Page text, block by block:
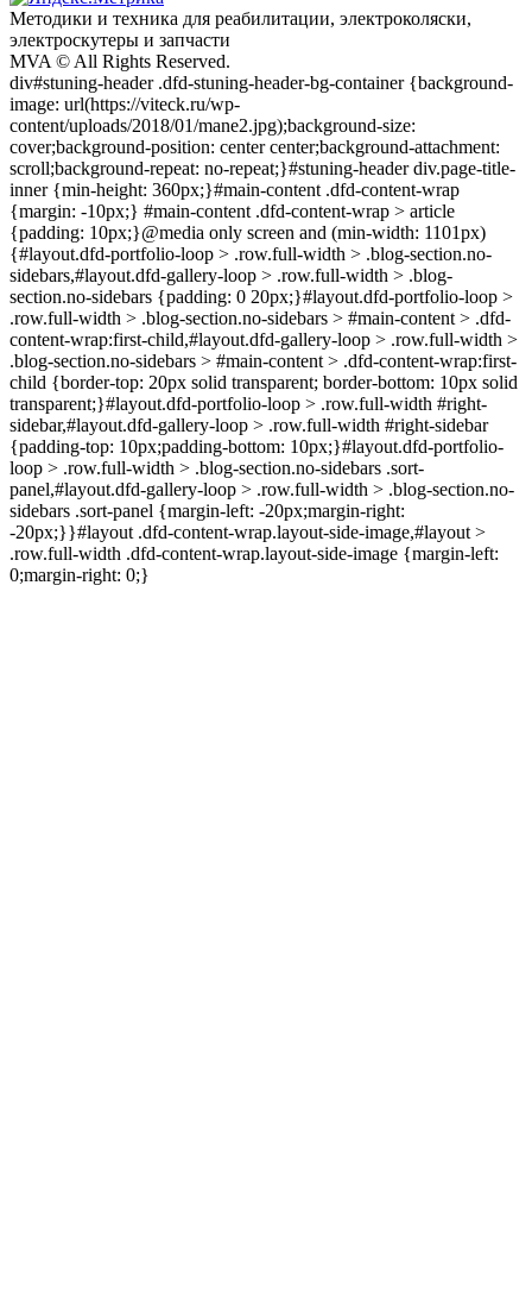
Методики и техника для реабилитации, электроколяски,
электроскyтеры и запчасти
MVA © All Rights Reserved.
div#stuning-header .dfd-stuning-header-bg-container {background-
image: url(https://viteck.ru/wp-
content/uploads/2018/01/mane2.jpg);background-size:
cover;background-position: center center;background-attachment:
scroll;background-repeat: no-repeat;}#stuning-header div.page-title-
inner {min-height: 360px;}#main-content .dfd-content-wrap
{margin: -10px;} #main-content .dfd-content-wrap > article
{padding: 10px;}@media only screen and (min-width: 1101px)
{#layout.dfd-portfolio-loop > .row.full-width > .blog-section.no-
sidebars,#layout.dfd-gallery-loop > .row.full-width > .blog-
section.no-sidebars {padding: 0 20px;}#layout.dfd-portfolio-loop >
.row.full-width > .blog-section.no-sidebars > #main-content > .dfd-
content-wrap:first-child,#layout.dfd-gallery-loop > .row.full-width >
.blog-section.no-sidebars > #main-content > .dfd-content-wrap:first-
child {border-top: 20px solid transparent; border-bottom: 10px solid
transparent;}#layout.dfd-portfolio-loop > .row.full-width #right-
sidebar,#layout.dfd-gallery-loop > .row.full-width #right-sidebar
{padding-top: 10px;padding-bottom: 10px;}#layout.dfd-portfolio-
loop > .row.full-width > .blog-section.no-sidebars .sort-
panel,#layout.dfd-gallery-loop > .row.full-width > .blog-section.no-
sidebars .sort-panel {margin-left: -20px;margin-right:
-20px;}}#layout .dfd-content-wrap.layout-side-image,#layout >
.row.full-width .dfd-content-wrap.layout-side-image {margin-left:
0;margin-right: 0;}